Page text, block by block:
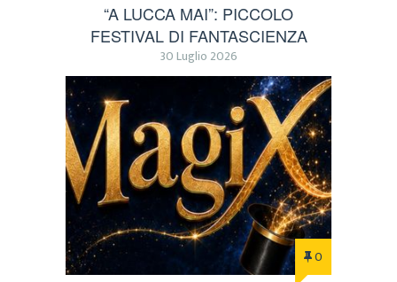
“A LUCCA MAI”: PICCOLO
FESTIVAL DI FANTASCIENZA
30 Luglio 2026
0